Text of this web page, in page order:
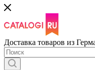
Доставка товаров из